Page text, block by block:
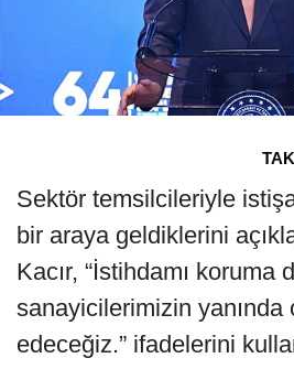
Sektör temsilcileriyle
bir araya geldiklerini
Kacır, “İstihdamı koruma
sanayicilerimizin yanında
edeceğiz.” ifadelerini